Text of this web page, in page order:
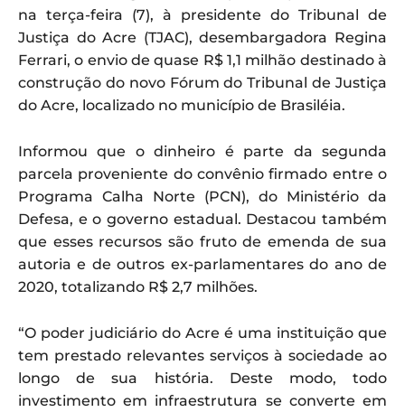
na terça-feira (7), à presidente do Tribunal de
Justiça do Acre (TJAC), desembargadora Regina
Ferrari, o envio de quase R$ 1,1 milhão destinado à
construção do novo Fórum do Tribunal de Justiça
do Acre, localizado no município de Brasiléia.
Informou que o dinheiro é parte da segunda
parcela proveniente do convênio firmado entre o
Programa Calha Norte (PCN), do Ministério da
Defesa, e o governo estadual. Destacou também
que esses recursos são fruto de emenda de sua
autoria e de outros ex-parlamentares do ano de
2020, totalizando R$ 2,7 milhões.
“O poder judiciário do Acre é uma instituição que
tem prestado relevantes serviços à sociedade ao
longo de sua história. Deste modo, todo
investimento em infraestrutura se converte em